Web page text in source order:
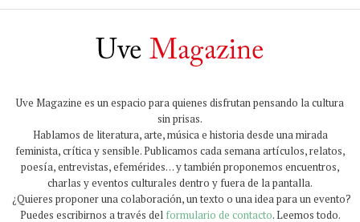
Uve Magazine es un espacio para quienes disfrutan pensando la cultura
sin prisas.
Hablamos de literatura, arte, música e historia desde una mirada
feminista, crítica y sensible. Publicamos cada semana artículos, relatos,
poesía, entrevistas, efemérides… y también proponemos encuentros,
charlas y eventos culturales dentro y fuera de la pantalla.
¿Quieres proponer una colaboración, un texto o una idea para un evento?
Puedes escribirnos a través del formulario de contacto. Leemos todo.